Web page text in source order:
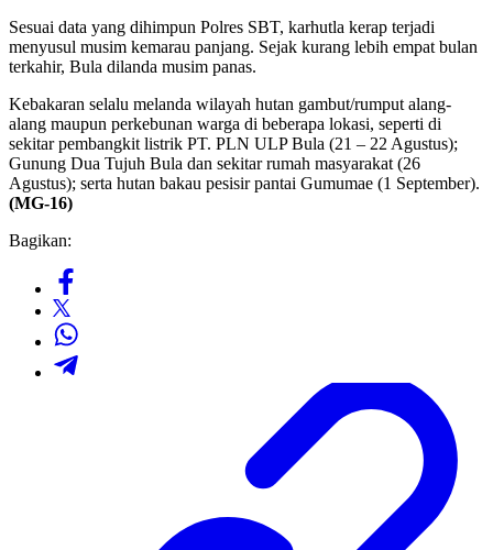
Sesuai data yang dihimpun Polres SBT, karhutla kerap terjadi
menyusul musim kemarau panjang. Sejak kurang lebih empat bulan
terkahir, Bula dilanda musim panas.
Kebakaran selalu melanda wilayah hutan gambut/rumput alang-
alang maupun perkebunan warga di beberapa lokasi, seperti di
sekitar pembangkit listrik PT. PLN ULP Bula (21 – 22 Agustus);
Gunung Dua Tujuh Bula dan sekitar rumah masyarakat (26
Agustus); serta hutan bakau pesisir pantai Gumumae (1 September).
(MG-16)
Bagikan: